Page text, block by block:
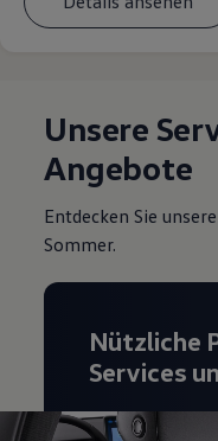
Unsere
Angebote
Entdecken Sie
Sommer.
Nützliche
Services